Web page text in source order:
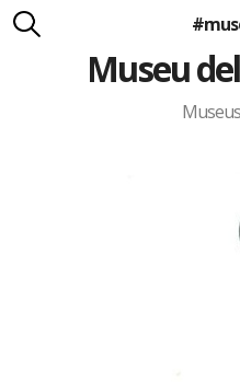
Suma't a
Carlota Royo
Francesca Barcellona
Museu